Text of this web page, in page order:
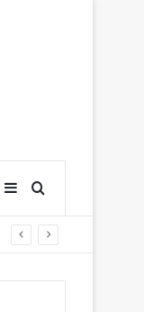
In
SidebarSearch for